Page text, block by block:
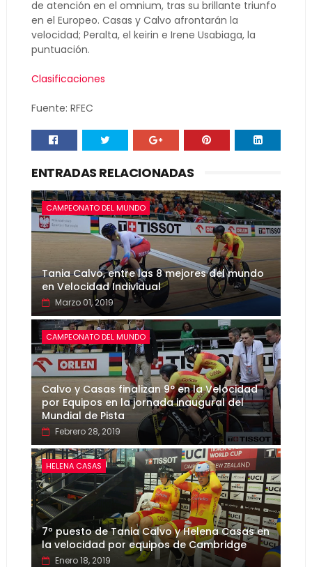
de atención en el omnium, tras su brillante triunfo
en el Europeo. Casas y Calvo afrontarán la
velocidad; Peralta, el keirin e Irene Usabiaga, la
puntuación.
Clasificaciones
Fuente: RFEC
ENTRADAS RELACIONADAS
CAMPEONATO DEL MUNDO
Tania Calvo, entre las 8 mejores del mundo
en Velocidad Individual
Marzo 01, 2019
CAMPEONATO DEL MUNDO
Calvo y Casas finalizan 9° en la Velocidad
por Equipos en la jornada inaugural del
Mundial de Pista
Febrero 28, 2019
HELENA CASAS
7º puesto de Tania Calvo y Helena Casas en
la velocidad por equipos de Cambridge
Enero 18, 2019